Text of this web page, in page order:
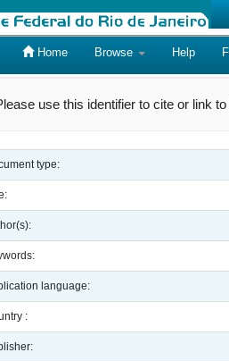
Home Browse Help
use this identifier to cite or link
type:
language:
: